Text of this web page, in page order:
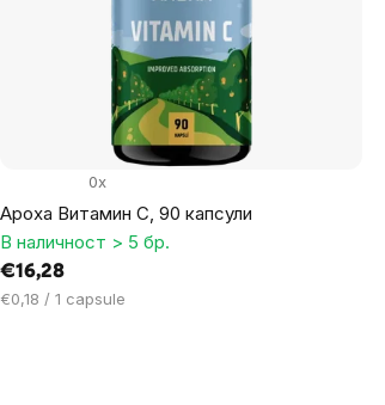
Ароха Витамин С, 90 капсули
0x
В наличност > 5 бр.
€16,28
Цена
€0,18 / 1 capsule